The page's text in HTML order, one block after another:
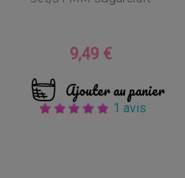
Prix
9,49 €
Ajouter au panier
1 avis